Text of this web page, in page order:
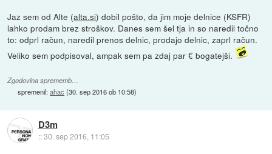
Jaz sem od Alte (alta.si) dobil pošto, da jim moje delnice (KSFR)
lahko prodam brez stroškov. Danes sem šel tja in so naredil točno
to: odprl račun, naredil prenos delnic, prodajo delnic, zaprl račun.
Veliko sem podpisoval, ampak sem pa zdaj par € bogatejši.
Zgodovina sprememb…
spremenil:ahac (30. sep 2016 ob 10:58)
D3m
::30. sep 2016, 11:05